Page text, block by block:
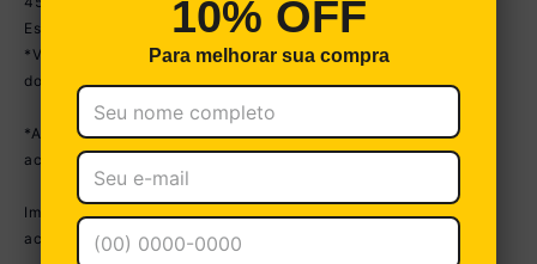
Espaço para Fogão/Geladeira - Altura: 170cm | Largura: 70cm
*Você pode consultar as medidas detalhadas na imagem técnica
do produto.
*As cores do produto podem sofrer variações de tonalidade de
acordo com as configurações do seu dispositivo.
Imagem meramente ilustrativa. Decoração e eletros não
acompanham o produto.
10% OFF
Para melhorar sua compra